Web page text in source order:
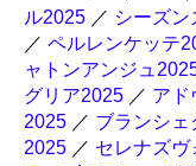
ル2025 ／ シーズ
／ ペルレンケッテ
ャトンアンジュ
グリア2025 ／ アド
2025 ／ ブランシ
2025 ／ セレナズ